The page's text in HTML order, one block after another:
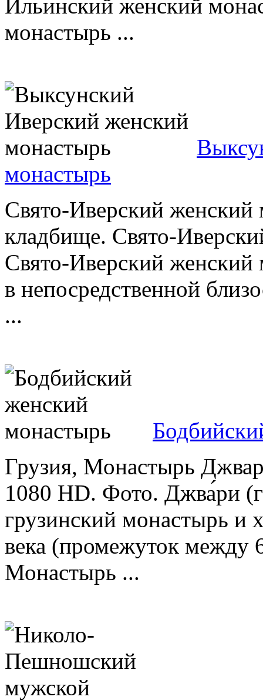
Ильинский женский
монастырь ...
монастырь
Свято-Иверский женский
кладбище. Свято-
Свято-Иверский женский
в непосредственной
...
Грузия, Монастырь
1080 HD. Фото. Джва́ри
грузинский монастырь и
века (промежуток между
Монастырь ...